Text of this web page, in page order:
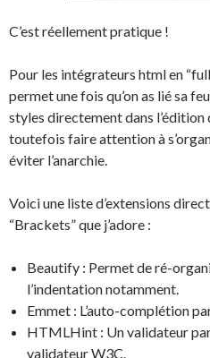
C’est réellement pratique !
Pour les intégrateurs html en
permet une fois qu’on as lié sa
styles directement dans
toutefois faire attention à
éviter l’anarchie.
Voici une liste d’extensions
“Brackets” que j’adore :
Beautify : Permet de ré-
l’indentation notamment.
Emmet : L’auto-complétion
HTMLHint : Un validateur
validateur W3C.